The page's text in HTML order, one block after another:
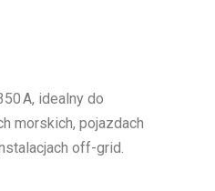
A, idealny do
morskich, pojazdach
off-grid.